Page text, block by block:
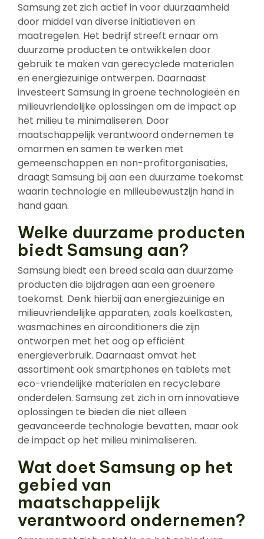
Samsung zet zich actief in voor duurzaamheid
door middel van diverse initiatieven en
maatregelen. Het bedrijf streeft ernaar om
duurzame producten te ontwikkelen door
gebruik te maken van gerecyclede materialen
en energiezuinige ontwerpen. Daarnaast
investeert Samsung in groene technologieën en
milieuvriendelijke oplossingen om de impact op
het milieu te minimaliseren. Door
maatschappelijk verantwoord ondernemen te
omarmen en samen te werken met
gemeenschappen en non-profitorganisaties,
draagt Samsung bij aan een duurzame toekomst
waarin technologie en milieubewustzijn hand in
hand gaan.
Welke duurzame producten
biedt Samsung aan?
Samsung biedt een breed scala aan duurzame
producten die bijdragen aan een groenere
toekomst. Denk hierbij aan energiezuinige en
milieuvriendelijke apparaten, zoals koelkasten,
wasmachines en airconditioners die zijn
ontworpen met het oog op efficiënt
energieverbruik. Daarnaast omvat het
assortiment ook smartphones en tablets met
eco-vriendelijke materialen en recyclebare
onderdelen. Samsung zet zich in om innovatieve
oplossingen te bieden die niet alleen
geavanceerde technologie bevatten, maar ook
de impact op het milieu minimaliseren.
Wat doet Samsung op het
gebied van
maatschappelijk
verantwoord ondernemen?